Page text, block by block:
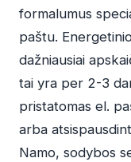
formalumus
paštu.
dažniausiai
tai yra per 2-3
pristatomas el.
arba
Namo, sodybos